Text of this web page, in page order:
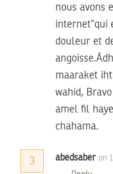
nous avons
internet”qui
douleur et
maaraket
wahid,
amel fil
chahama.
3 abedsaber on